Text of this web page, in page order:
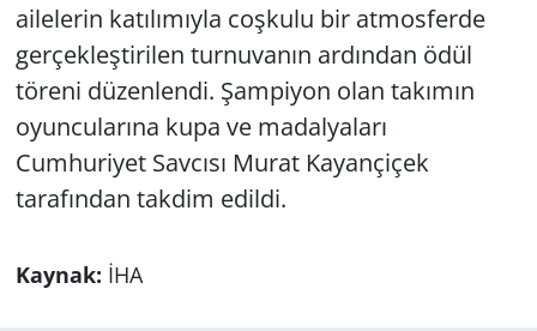
ailelerin katılımıyla coşkulu bir atmosferde
gerçekleştirilen turnuvanın ardından ödül
töreni düzenlendi. Şampiyon olan takımın
oyuncularına kupa ve madalyaları
Cumhuriyet Savcısı Murat Kayançiçek
tarafından takdim edildi.
Kaynak: İHA